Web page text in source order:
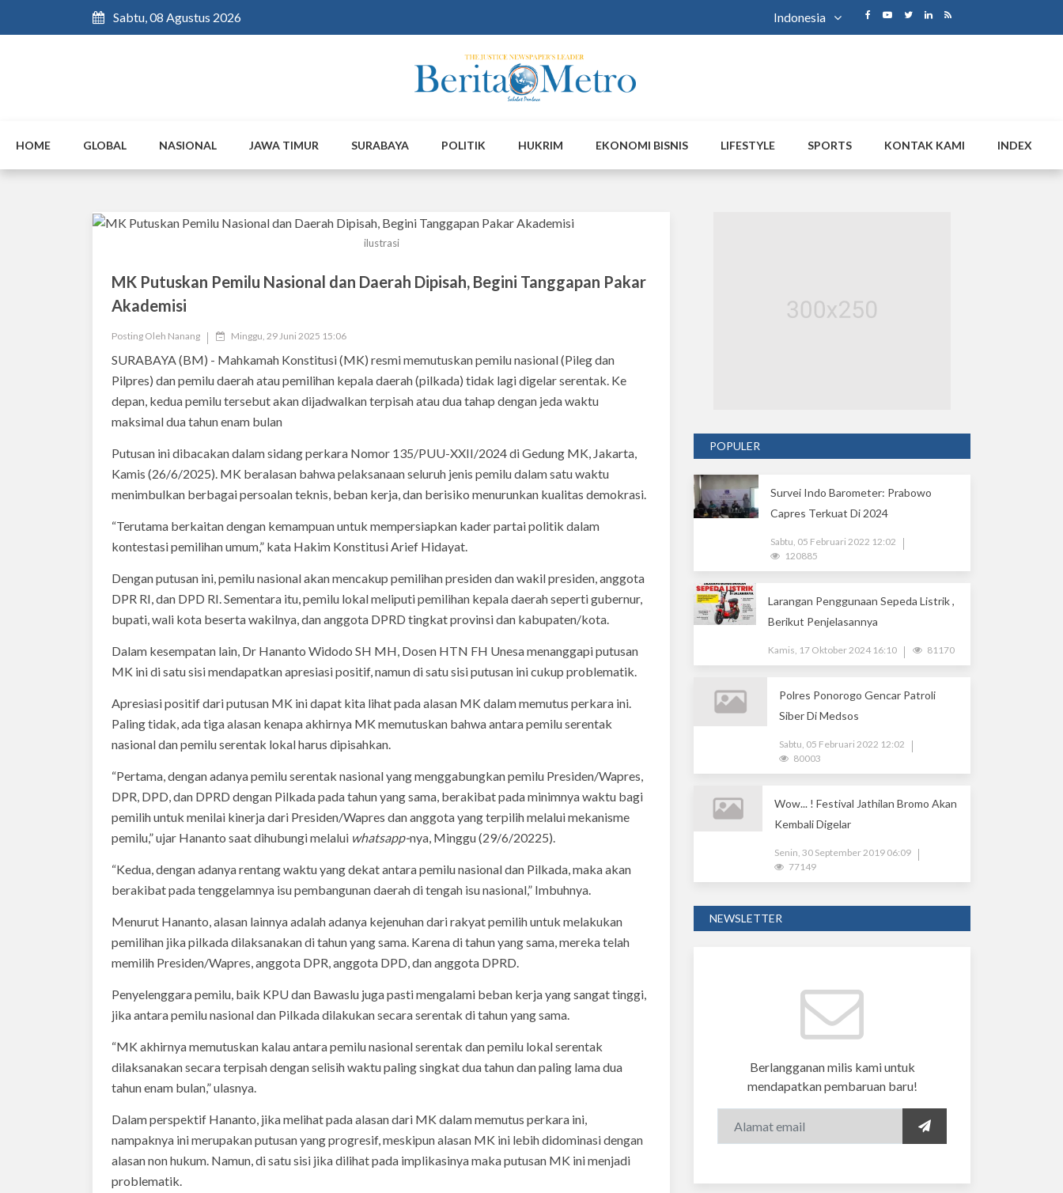
Sabtu, 08 Agustus 2026 Indonesia
HOME GLOBAL NASIONAL JAWA TIMUR SURABAYA POLITIK HUKRIM EKONOMI BISNIS LIFESTYLE SPORTS KONTAK KAMI INDEX
ilustrasi
MK Putuskan Pemilu Nasional dan Daerah Dipisah, Begini Tanggapan Pakar
Akademisi
Posting Oleh Nanang Minggu, 29 Juni 2025 15:06
SURABAYA (BM) - Mahkamah Konstitusi (MK) resmi memutuskan pemilu nasional (Pileg dan
Pilpres) dan pemilu daerah atau pemilihan kepala daerah (pilkada) tidak lagi digelar serentak. Ke
depan, kedua pemilu tersebut akan dijadwalkan terpisah atau dua tahap dengan jeda waktu
maksimal dua tahun enam bulan
Putusan ini dibacakan dalam sidang perkara Nomor 135/PUU-XXII/2024 di Gedung MK, Jakarta,
Kamis (26/6/2025). MK beralasan bahwa pelaksanaan seluruh jenis pemilu dalam satu waktu
menimbulkan berbagai persoalan teknis, beban kerja, dan berisiko menurunkan kualitas demokrasi.
“Terutama berkaitan dengan kemampuan untuk mempersiapkan kader partai politik dalam
kontestasi pemilihan umum,” kata Hakim Konstitusi Arief Hidayat.
Dengan putusan ini, pemilu nasional akan mencakup pemilihan presiden dan wakil presiden, anggota
DPR RI, dan DPD RI. Sementara itu, pemilu lokal meliputi pemilihan kepala daerah seperti gubernur,
bupati, wali kota beserta wakilnya, dan anggota DPRD tingkat provinsi dan kabupaten/kota.
Dalam kesempatan lain, Dr Hananto Widodo SH MH, Dosen HTN FH Unesa menanggapi putusan
MK ini di satu sisi mendapatkan apresiasi positif, namun di satu sisi putusan ini cukup problematik.
Apresiasi positif dari putusan MK ini dapat kita lihat pada alasan MK dalam memutus perkara ini.
Paling tidak, ada tiga alasan kenapa akhirnya MK memutuskan bahwa antara pemilu serentak
nasional dan pemilu serentak lokal harus dipisahkan.
“Pertama, dengan adanya pemilu serentak nasional yang menggabungkan pemilu Presiden/Wapres,
DPR, DPD, dan DPRD dengan Pilkada pada tahun yang sama, berakibat pada minimnya waktu bagi
pemilih untuk menilai kinerja dari Presiden/Wapres dan anggota yang terpilih melalui mekanisme
pemilu,” ujar Hananto saat dihubungi melalui whatsapp-nya, Minggu (29/6/20225).
“Kedua, dengan adanya rentang waktu yang dekat antara pemilu nasional dan Pilkada, maka akan
berakibat pada tenggelamnya isu pembangunan daerah di tengah isu nasional,” Imbuhnya.
Menurut Hananto, alasan lainnya adalah adanya kejenuhan dari rakyat pemilih untuk melakukan
pemilihan jika pilkada dilaksanakan di tahun yang sama. Karena di tahun yang sama, mereka telah
memilih Presiden/Wapres, anggota DPR, anggota DPD, dan anggota DPRD.
Penyelenggara pemilu, baik KPU dan Bawaslu juga pasti mengalami beban kerja yang sangat tinggi,
jika antara pemilu nasional dan Pilkada dilakukan secara serentak di tahun yang sama.
“MK akhirnya memutuskan kalau antara pemilu nasional serentak dan pemilu lokal serentak
dilaksanakan secara terpisah dengan selisih waktu paling singkat dua tahun dan paling lama dua
tahun enam bulan,” ulasnya.
Dalam perspektif Hananto, jika melihat pada alasan dari MK dalam memutus perkara ini,
nampaknya ini merupakan putusan yang progresif, meskipun alasan MK ini lebih didominasi dengan
alasan non hukum. Namun, di satu sisi jika dilihat pada implikasinya maka putusan MK ini menjadi
problematik.
POPULER
Survei Indo Barometer: Prabowo
Capres Terkuat Di 2024
Sabtu, 05 Februari 2022 12:02
120885
Larangan Penggunaan Sepeda Listrik ,
Berikut Penjelasannya
Kamis, 17 Oktober 2024 16:10 81170
Polres Ponorogo Gencar Patroli
Siber Di Medsos
Sabtu, 05 Februari 2022 12:02
80003
Wow... ! Festival Jathilan Bromo Akan
Kembali Digelar
Senin, 30 September 2019 06:09
77149
NEWSLETTER
Berlangganan milis kami untuk
mendapatkan pembaruan baru!